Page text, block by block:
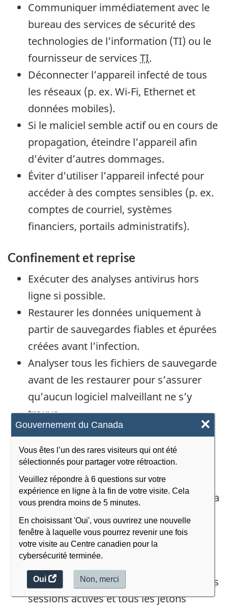
Gouvernement du Canada ×
Vous êtes l’un des rares visiteurs qui ont été
sélectionnés pour partager votre rétroaction.
Veuillez répondre à 6 questions sur votre
expérience en ligne à la fin de votre visite. Cela
vous prendra moins de 5 minutes.
En choisissant 'Oui', vous ouvrirez une nouvelle
fenêtre à laquelle vous pourrez revenir une fois
votre visite au Centre canadien pour la
cybersécurité terminée.
Oui
accéder
au
sondage.
Non, je
ne
veux
merci
Communiquer immédiatement avec le
bureau des services de sécurité des
technologies de l’information (TI) ou le
fournisseur de services TI.
Déconnecter l’appareil infecté de tous
les réseaux (p. ex. Wi‑Fi, Ethernet et
données mobiles).
Si le maliciel semble actif ou en cours de
propagation, éteindre l’appareil afin
d’éviter d’autres dommages.
Éviter d’utiliser l’appareil infecté pour
accéder à des comptes sensibles (p. ex.
comptes de courriel, systèmes
financiers, portails administratifs).
Confinement et reprise
Exécuter des analyses antivirus hors
ligne si possible.
Restaurer les données uniquement à
partir de sauvegardes fiables et épurées
créées avant l’infection.
Analyser tous les fichiers de sauvegarde
avant de les restaurer pour s’assurer
qu’aucun logiciel malveillant ne s’y
trouve.
Utiliser des outils d’analyse de
maliciels fiables, comme
Assemblyline, la plateforme
d’analyse et de détection de
maliciels du Centre canadien pour la
cybersécurité, pour évaluer les
fichiers suspects avant de procéder
à leur restauration.
associés à l’appareil, révoquer toutes les
sessions actives et tous les jetons